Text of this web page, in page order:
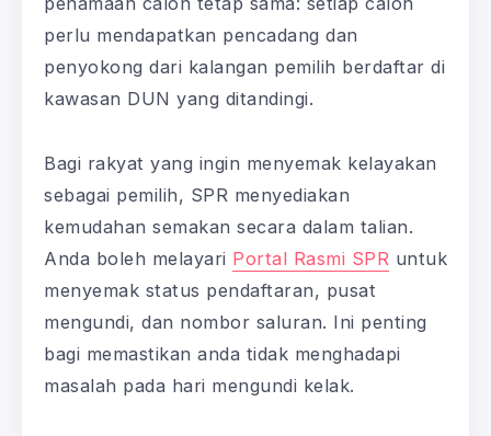
perlu mendapatkan pencadang dan
penyokong dari kalangan pemilih berdaftar di
kawasan DUN yang ditandingi.
Bagi rakyat yang ingin menyemak kelayakan
sebagai pemilih, SPR menyediakan
kemudahan semakan secara dalam talian.
Anda boleh melayari Portal Rasmi SPR untuk
menyemak status pendaftaran, pusat
mengundi, dan nombor saluran. Ini penting
bagi memastikan anda tidak menghadapi
masalah pada hari mengundi kelak.